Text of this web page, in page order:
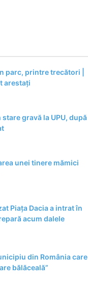
parc, printre trecători |
arestați
stare gravă la UPU, după
unei tinere mămici
Piața Dacia a intrat în
acum dalele
din România care
bălăceală”